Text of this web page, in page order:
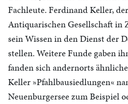
Fachleute. Ferdinand Keller,
Antiquarischen Gesellschaft in
sein Wissen in den Dienst der
stellen. Weitere Funde gaben
fanden sich andernorts
Keller »Pfahlbausiedlungen«
Neuenburgersee zum Beispiel